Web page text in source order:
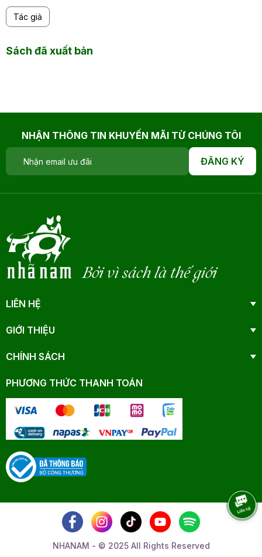
Tác giả
Sách đã xuất bản
NHẬN THÔNG TIN KHUYẾN MÃI TỪ CHÚNG TÔI
ĐĂNG KÝ
Bởi vì sách là thế giới
LIÊN HỆ
GIỚI THIỆU
CHÍNH SÁCH
PHƯƠNG THỨC THANH TOÁN
NHANAM - © 2025 All Rights Reserved